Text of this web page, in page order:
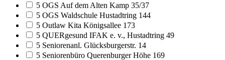
5 OGS Auf dem Alten Kamp 35/37
5 OGS Waldschule Hustadtring 144
5 Outlaw Kita Königsallee 173
5 QUERgesund IFAK e. v., Hustadtring 49
5 Seniorenanl. Glücksburgerstr. 14
5 Seniorenbüro Querenburger Höhe 169